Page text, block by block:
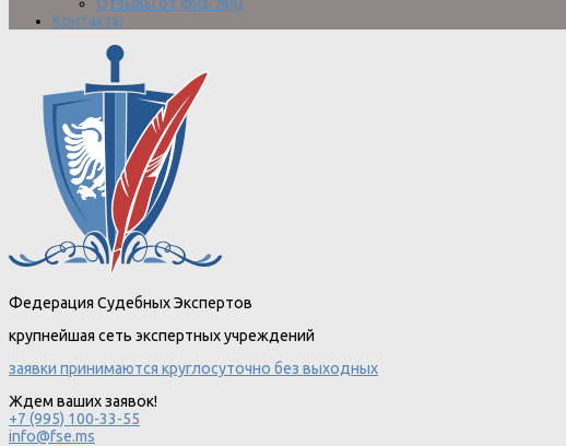
Отзывы от физ. лиц
Контакты
Федерация Судебных Экспертов
крупнейшая сеть экспертных учреждений
заявки принимаются круглосуточно без выходных
Ждем ваших заявок!
+7 (995) 100-33-55
info@fse.ms